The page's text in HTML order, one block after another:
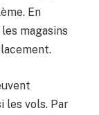
En
magasins
les vols. Par